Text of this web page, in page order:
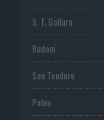
S. T. Gallura
Budoni
San Teodoro
Palau